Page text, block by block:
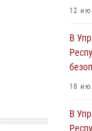
01
12
В
18
В